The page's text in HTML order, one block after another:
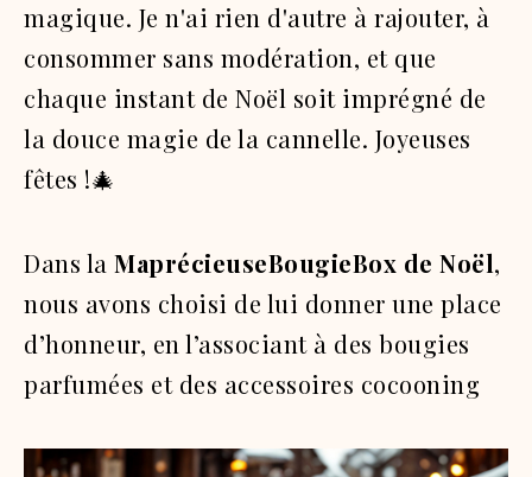
magique. Je n'ai rien d'autre à rajouter, à
consommer sans modération, et que
chaque instant de Noël soit imprégné de
la douce magie de la cannelle. Joyeuses
fêtes !🎄
Dans la MaprécieuseBougieBox de Noël,
nous avons choisi de lui donner une place
d’honneur, en l’associant à des bougies
parfumées et des accessoires cocooning